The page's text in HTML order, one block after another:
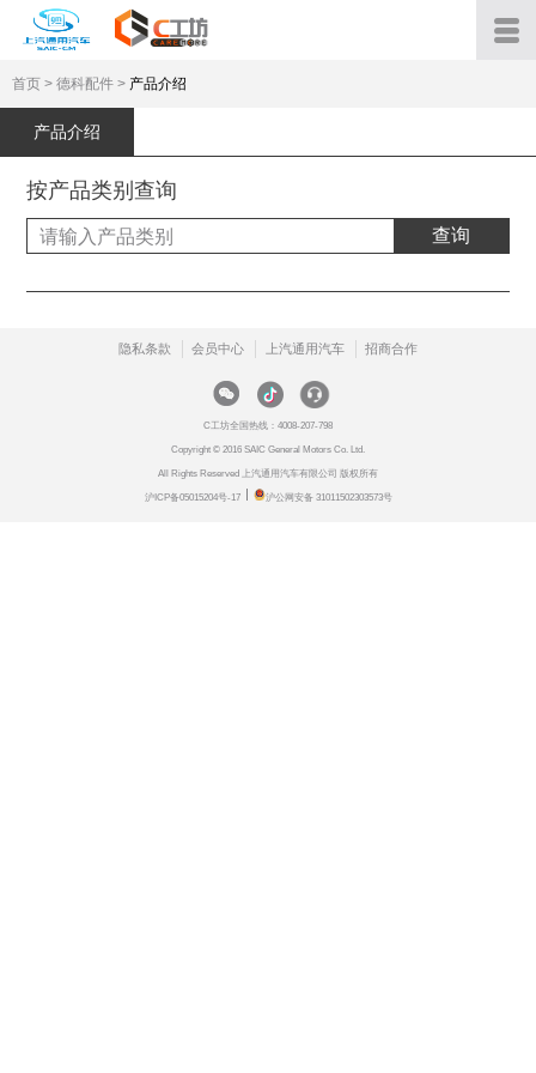
首页 > 德科配件 > 产品介绍
产品介绍
按产品类别查询
查询
隐私条款 会员中心 上汽通用汽车 招商合作
C工坊全国热线： 4008-207-798
Copyright © 2016 SAIC General Motors Co. Ltd.
All Rights Reserved 上汽通用汽车有限公司 版权所有
沪ICP备05015204号-17 沪公网安备 31011502303573号